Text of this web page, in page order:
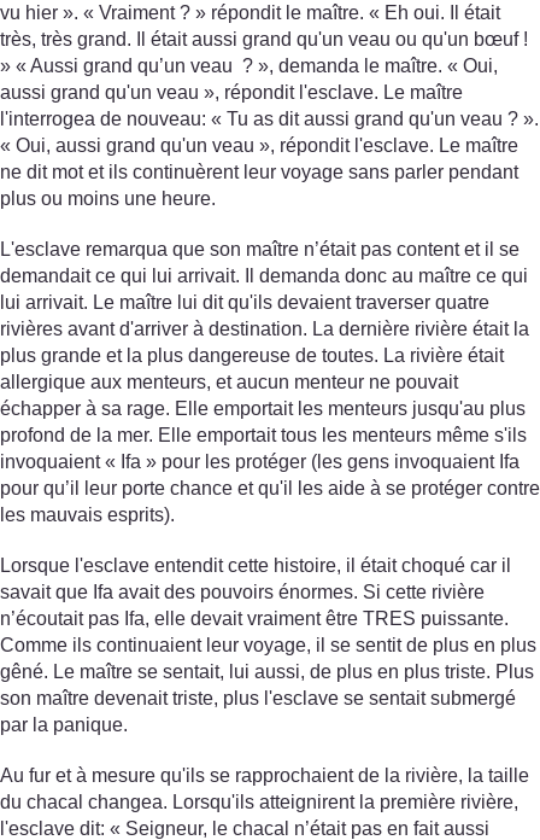
vu hier ». « Vraiment ? » répondit le maître. « Eh oui. Il était
très, très grand. Il était aussi grand qu'un veau ou qu'un bœuf !
» « Aussi grand qu’un veau ? », demanda le maître. « Oui,
aussi grand qu'un veau », répondit l'esclave. Le maître
l'interrogea de nouveau: « Tu as dit aussi grand qu'un veau ? ».
« Oui, aussi grand qu'un veau », répondit l'esclave. Le maître
ne dit mot et ils continuèrent leur voyage sans parler pendant
plus ou moins une heure.
L'esclave remarqua que son maître n’était pas content et il se
demandait ce qui lui arrivait. Il demanda donc au maître ce qui
lui arrivait. Le maître lui dit qu'ils devaient traverser quatre
rivières avant d'arriver à destination. La dernière rivière était la
plus grande et la plus dangereuse de toutes. La rivière était
allergique aux menteurs, et aucun menteur ne pouvait
échapper à sa rage. Elle emportait les menteurs jusqu'au plus
profond de la mer. Elle emportait tous les menteurs même s'ils
invoquaient « Ifa » pour les protéger (les gens invoquaient Ifa
pour qu’il leur porte chance et qu'il les aide à se protéger contre
les mauvais esprits).
Lorsque l'esclave entendit cette histoire, il était choqué car il
savait que Ifa avait des pouvoirs énormes. Si cette rivière
n’écoutait pas Ifa, elle devait vraiment être TRES puissante.
Comme ils continuaient leur voyage, il se sentit de plus en plus
gêné. Le maître se sentait, lui aussi, de plus en plus triste. Plus
son maître devenait triste, plus l'esclave se sentait submergé
par la panique.
Au fur et à mesure qu'ils se rapprochaient de la rivière, la taille
du chacal changea. Lorsqu'ils atteignirent la première rivière,
l'esclave dit: « Seigneur, le chacal n’était pas en fait aussi